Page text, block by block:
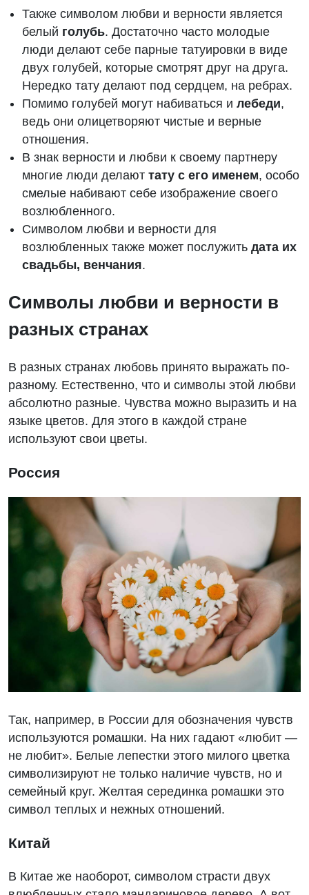
Также символом любви и верности является
белый голубь. Достаточно часто молодые
люди делают себе парные татуировки в виде
двух голубей, которые смотрят друг на друга.
Нередко тату делают под сердцем, на ребрах.
Помимо голубей могут набиваться и лебеди,
ведь они олицетворяют чистые и верные
отношения.
В знак верности и любви к своему партнеру
многие люди делают тату с его именем, особо
смелые набивают себе изображение своего
возлюбленного.
Символом любви и верности для
возлюбленных также может послужить дата их
свадьбы, венчания.
Символы любви и верности в
разных странах
В разных странах любовь принято выражать по-
разному. Естественно, что и символы этой любви
абсолютно разные. Чувства можно выразить и на
языке цветов. Для этого в каждой стране
используют свои цветы.
Россия
Так, например, в России для обозначения чувств
используются ромашки. На них гадают «любит —
не любит». Белые лепестки этого милого цветка
символизируют не только наличие чувств, но и
семейный круг. Желтая серединка ромашки это
символ теплых и нежных отношений.
Китай
В Китае же наоборот, символом страсти двух